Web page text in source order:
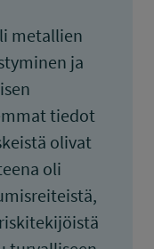
metallien
ja
tiedot
olivat
oli